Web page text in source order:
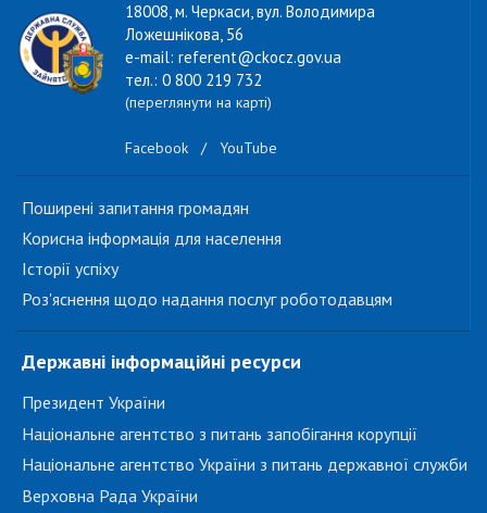
18008, м. Черкаси, вул. Володимира
Ложешнікова, 56
e-mail: referent@ckocz.gov.ua
тел.: 0 800 219 732
(переглянути на карті)
Facebook / YouTube
Поширені запитання громадян
Корисна інформація для населення
Історії успіху
Роз'яснення щодо надання послуг роботодавцям
Державні інформаційні ресурси
Президент України
Національне агентство з питань запобігання корупції
Національне агентство України з питань державної служби
Верховна Рада України